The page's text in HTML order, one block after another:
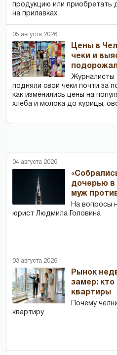
продукцию или приобретать
на прилавках
05 августа 2026
Цены в
чеки и
Журналисты
подняли свои чеки почти за
как изменились цены на
хлеба и молока до курицы,
04 августа 2026
дочерью
муж
На вопросы
юрист Людмила Головина
03 августа 2026
Рынок
замер: кто
квартиры
Почему
квартиру